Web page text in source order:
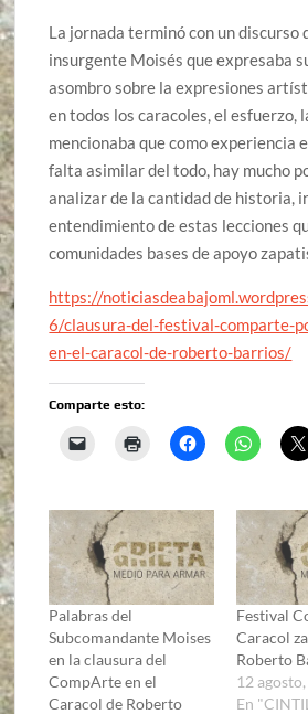
La jornada terminó con un discurso
insurgente Moisés que expresaba
asombro sobre la expresiones
en todos los caracoles, el esfuerzo,
mencionaba que como experiencia
falta asimilar del todo, hay mucho
analizar de la cantidad de historia,
entendimiento de estas lecciones
comunidades bases de apoyo
https://
6/clausura-del-festival-comparte-
en-el-caracol-de-roberto-barrios/
Comparte esto:
Palabras del
Subcomandante Moises
en la clausura del
CompArte en el
Caracol de Roberto
Festival
Caracol
Roberto
12
En